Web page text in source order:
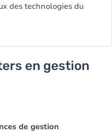
des technologies du
en gestion
de gestion